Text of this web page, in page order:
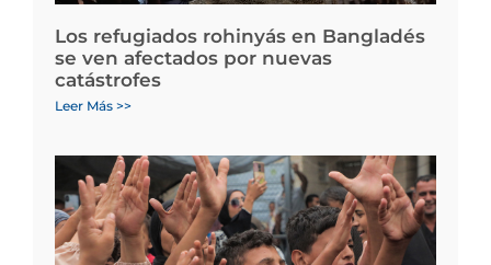
Los refugiados rohinyás en Bangladés
se ven afectados por nuevas
catástrofes
Leer Más >>